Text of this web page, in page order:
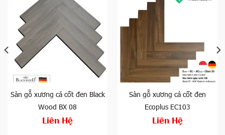
Sàn gỗ xương cá cốt đen Black
Wood BX 08
Liên Hệ
Sàn gỗ xương cá cốt đen
Ecoplus EC103
Liên Hệ